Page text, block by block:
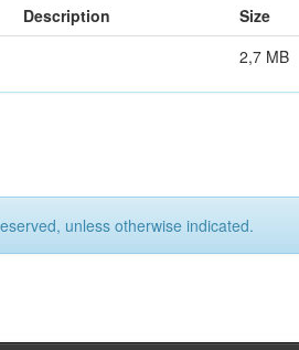
Description Size
2,7 MB
unless otherwise indicated.